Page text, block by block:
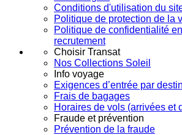
Conditions d'utilisation du
Politique de protection de la
Politique de confidentialité
recrutement
Choisir Transat
Nos Collections Soleil
Info voyage
Exigences d’entrée par
Frais de bagages
Horaires de vols (arrivées et
Fraude et prévention
Prévention de la fraude